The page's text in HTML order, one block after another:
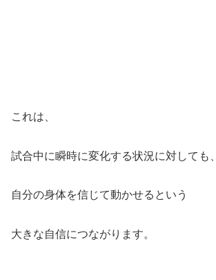
これは、
試合中に瞬時に変化する状況に対しても、
自分の身体を信じて動かせるという
大きな自信につながります。